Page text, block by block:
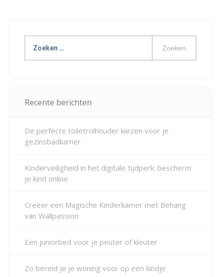
naar:
Recente berichten
De perfecte toiletrolhouder kiezen voor je
gezinsbadkamer
Kinderveiligheid in het digitale tijdperk: bescherm
je kind online
Creëer een Magische Kinderkamer met Behang
van Wallpassion
Een juniorbed voor je peuter of kleuter
Zo bereid je je woning voor op een kindje